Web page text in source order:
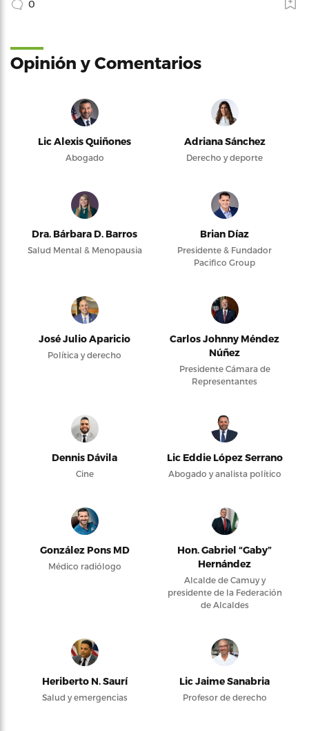
0
Opinión y Comentarios
Lic Alexis Quiñones
Abogado
Adriana Sánchez
Derecho y deporte
Dra. Bárbara D. Barros
Salud Mental & Menopausia
Brian Díaz
Presidente & Fundador
Pacifico Group
José Julio Aparicio
Política y derecho
Carlos Johnny Méndez
Núñez
Presidente Cámara de
Representantes
Dennis Dávila
Cine
Lic Eddie López Serrano
Abogado y analista político
González Pons MD
Médico radiólogo
Hon. Gabriel “Gaby”
Hernández
Alcalde de Camuy y
presidente de la Federación
de Alcaldes
Heriberto N. Saurí
Salud y emergencias
Lic Jaime Sanabria
Profesor de derecho